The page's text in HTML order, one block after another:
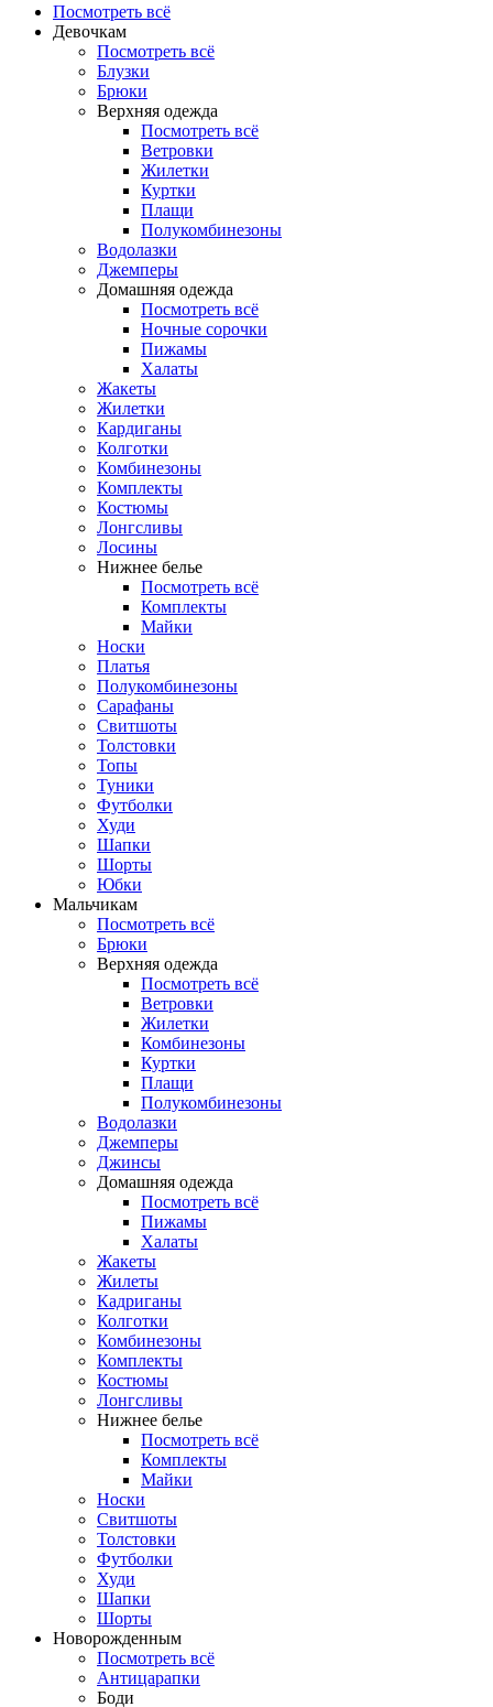
Посмотреть всё
Девочкам
Посмотреть всё
Блузки
Брюки
Верхняя одежда
Посмотреть всё
Ветровки
Жилетки
Куртки
Плащи
Полукомбинезоны
Водолазки
Джемперы
Домашняя одежда
Посмотреть всё
Ночные сорочки
Пижамы
Халаты
Жакеты
Жилетки
Кардиганы
Колготки
Комбинезоны
Комплекты
Костюмы
Лонгсливы
Лосины
Нижнее белье
Посмотреть всё
Комплекты
Майки
Носки
Платья
Полукомбинезоны
Сарафаны
Свитшоты
Толстовки
Топы
Туники
Футболки
Худи
Шапки
Шорты
Юбки
Мальчикам
Посмотреть всё
Брюки
Верхняя одежда
Посмотреть всё
Ветровки
Жилетки
Комбинезоны
Куртки
Плащи
Полукомбинезоны
Водолазки
Джемперы
Джинсы
Домашняя одежда
Посмотреть всё
Пижамы
Халаты
Жакеты
Жилеты
Кадриганы
Колготки
Комбинезоны
Комплекты
Костюмы
Лонгсливы
Нижнее белье
Посмотреть всё
Комплекты
Майки
Носки
Свитшоты
Толстовки
Футболки
Худи
Шапки
Шорты
Новорожденным
Посмотреть всё
Антицарапки
Боди